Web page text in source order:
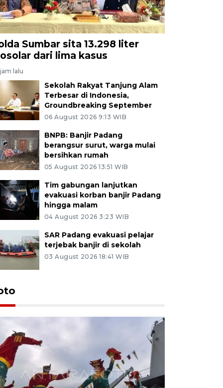
Sumbar sita 13.298 liter
dari lima kasus
lalu
Sekolah Rakyat Tanjung Alam
Terbesar di Indonesia,
Groundbreaking September
06 August 2026 9:13 WIB
BNPB: Banjir Padang
berangsur surut, warga mulai
bersihkan rumah
05 August 2026 13:51 WIB
Tim gabungan lanjutkan
evakuasi korban banjir Padang
hingga malam
04 August 2026 3:23 WIB
SAR Padang evakuasi pelajar
terjebak banjir di sekolah
03 August 2026 18:41 WIB